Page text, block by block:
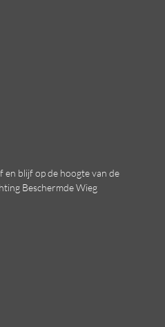
en blijf op de hoogte van de
Beschermde Wieg